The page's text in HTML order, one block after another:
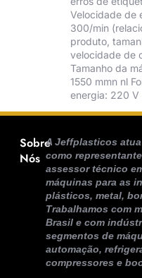
Velocidade de
300/min
produto,
velocidade de
Tamanho da
1550 mmn nl
energia: 220
Sobre
Nós
A Jeffplasticos
como
assessor técnico
máquinas para as
plásticos, metal,
Trabalhamos com
Brasil e com
segmentos de
automação,
compressores e